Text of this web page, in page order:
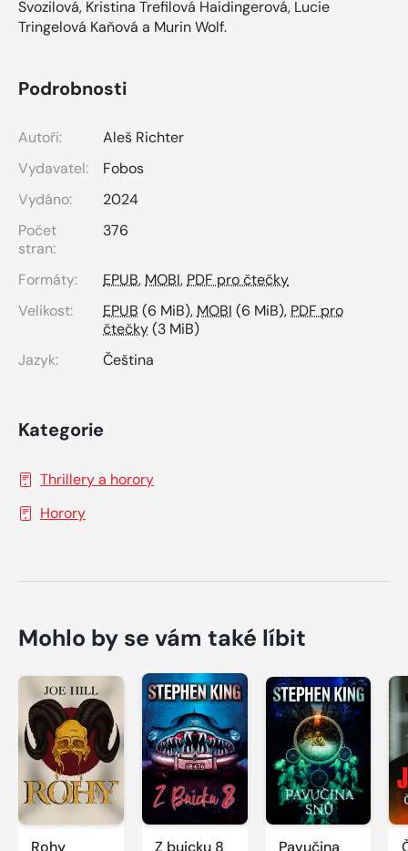
Svozilová, Kristina Trefilová Haidingerová, Lucie
Tringelová Kaňová a Murin Wolf.
Podrobnosti
Autoři:
Aleš Richter
Vydavatel:
Fobos
Vydáno:
2024
Počet
stran:
376
Formáty: EPUB, MOBI, PDF pro čtečky
Velikost:
EPUB (6 MiB), MOBI (6 MiB), PDF pro
čtečky(3 MiB)
Jazyk:
Čeština
Kategorie
Thrillery a horory
Horory
Mohlo by se vám také líbit